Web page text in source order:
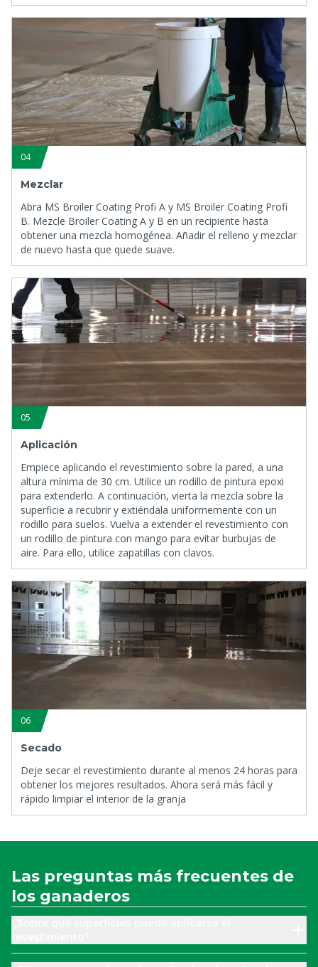
04
Mezclar
Abra MS Broiler Coating Profi A y MS Broiler Coating Profi
B. Mezcle Broiler Coating A y B en un recipiente hasta
obtener una mezcla homogénea. Añadir el relleno y mezclar
de nuevo hasta que quede suave.
05
Aplicación
Empiece aplicando el revestimiento sobre la pared, a una
altura mínima de 30 cm. Utilice un rodillo de pintura epoxi
para extenderlo. A continuación, vierta la mezcla sobre la
superficie a recubrir y extiéndala uniformemente con un
rodillo para suelos. Vuelva a extender el revestimiento con
un rodillo de pintura con mango para evitar burbujas de
aire. Para ello, utilice zapatillas con clavos.
06
Secado
Deje secar el revestimiento durante al menos 24 horas para
obtener los mejores resultados. Ahora será más fácil y
rápido limpiar el interior de la granja
Las preguntas más frecuentes de
los ganaderos